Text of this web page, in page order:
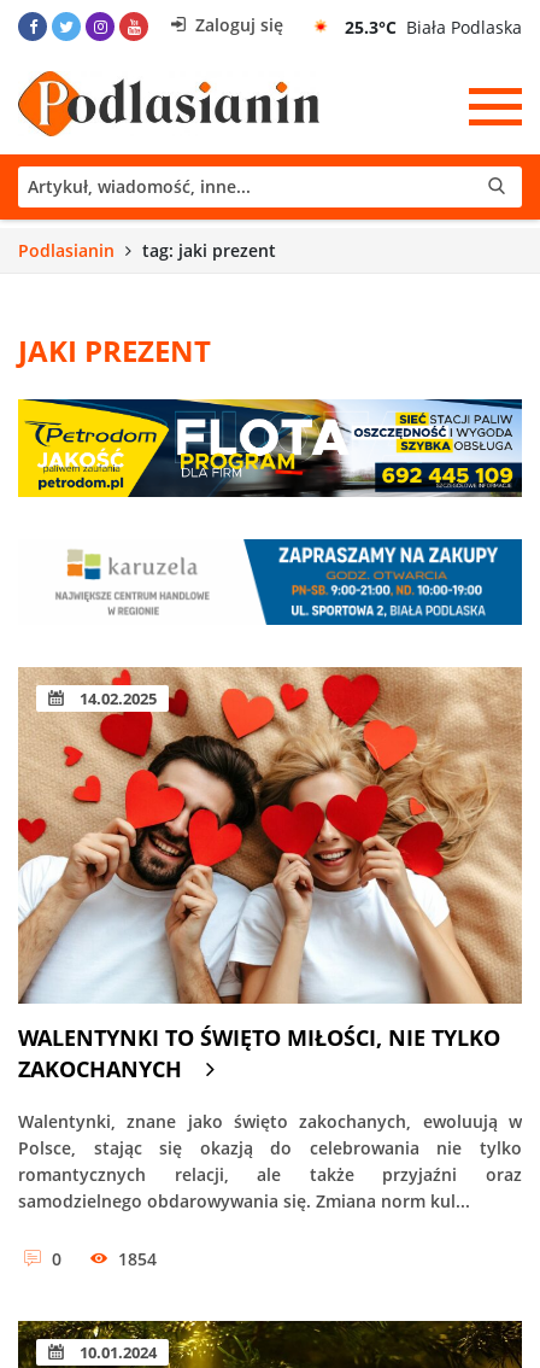
Zaloguj się 25.3°C Biała Podlaska
Podlasianin tag: jaki prezent
JAKI PREZENT
14.02.2025
WALENTYNKI TO ŚWIĘTO MIŁOŚCI, NIE TYLKO
ZAKOCHANYCH
Walentynki, znane jako święto zakochanych, ewoluują w
Polsce, stając się okazją do celebrowania nie tylko
romantycznych relacji, ale także przyjaźni oraz
samodzielnego obdarowywania się. Zmiana norm kul...
0 1854
10.01.2024